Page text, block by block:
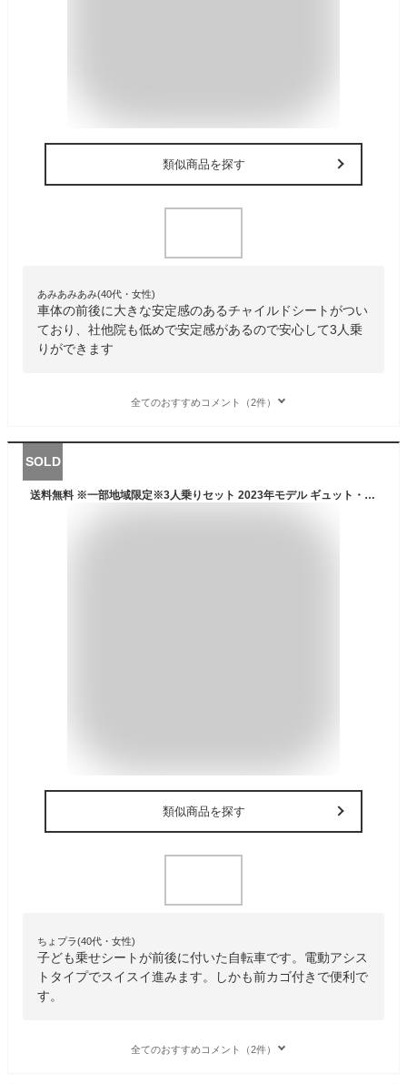
類似商品を探す
あみあみあみ(40代・女性)
車体の前後に大きな安定感のあるチャイルドシートがつい
ており、社他院も低めで安定感があるので安心して3人乗
りができます
全てのおすすめコメント（2件）
SOLD
送料無料 ※一部地域限定※3人乗りセット 2023年モデル ギュット・アニーズ・DX・26 BE-ELAD634 パナソニック 26インチ 16Ah GYUTTO 26型 ギュットアニーズDX 電動アシスト自転車 子乗せ自転車 電動自転車 即納 防犯登録無料
類似商品を探す
ちょプラ(40代・女性)
子ども乗せシートが前後に付いた自転車です。電動アシス
トタイプでスイスイ進みます。しかも前カゴ付きで便利で
す。
全てのおすすめコメント（2件）